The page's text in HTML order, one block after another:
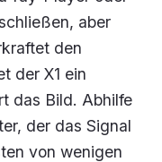
aber
den
der X1 ein
das Bild. Abhilfe
der das Signal
von wenigen